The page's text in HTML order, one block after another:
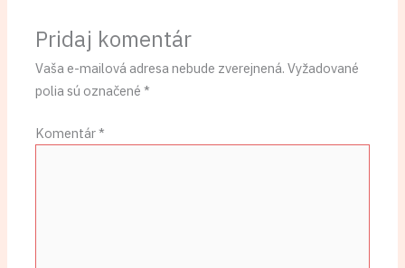
Pridaj komentár
Vaša e-mailová adresa nebude zverejnená. Vyžadované
polia sú označené*
Komentár*